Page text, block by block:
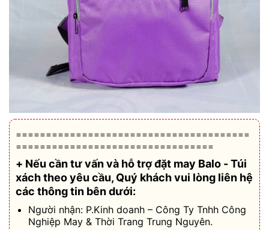
=======================================
=================================
+ Nếu cần tư vấn và hỗ trợđặt may Balo - Túi
xách theo yêu cầu, Quý khách vui lòng liên hệ
các thông tin bên dưới:
Người nhận: P.Kinh doanh – Công Ty Tnhh Công
Nghiệp May & Thời Trang Trung Nguyên.